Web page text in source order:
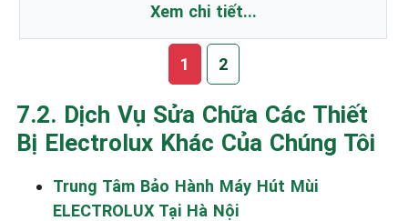
Xem chi tiết...
1 2
7.2. Dịch Vụ Sửa Chữa Các Thiết
Bị Electrolux Khác Của Chúng Tôi
Trung Tâm Bảo Hành Máy Hút Mùi
ELECTROLUX Tại Hà Nội